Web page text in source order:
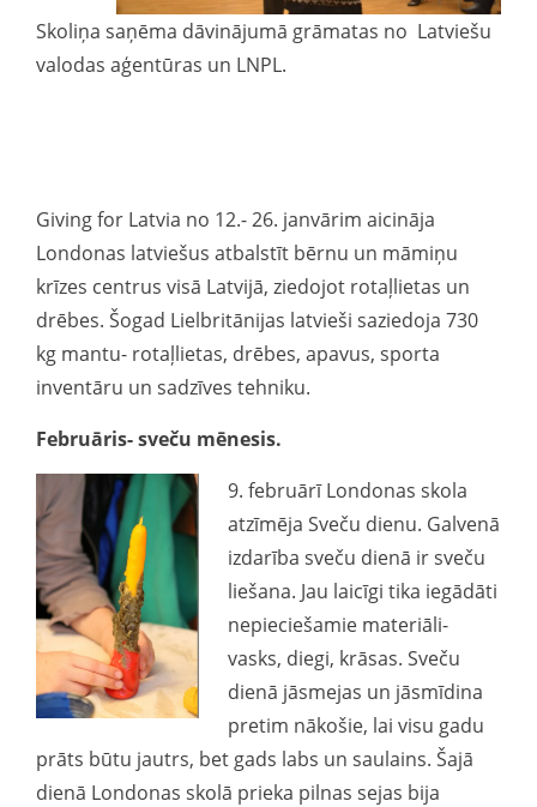
Skoliņa saņēma dāvinājumā grāmatas no Latviešu
valodas aģentūras un LNPL.
Giving for Latvia no 12.- 26. janvārim aicināja
Londonas latviešus atbalstīt bērnu un māmiņu
krīzes centrus visā Latvijā, ziedojot rotaļlietas un
drēbes. Šogad Lielbritānijas latvieši saziedoja 730
kg mantu- rotaļlietas, drēbes, apavus, sporta
inventāru un sadzīves tehniku.
Februāris- sveču mēnesis.
9. februārī Londonas skola
atzīmēja Sveču dienu. Galvenā
izdarība sveču dienā ir sveču
liešana. Jau laicīgi tika iegādāti
nepieciešamie materiāli-
vasks, diegi, krāsas. Sveču
dienā jāsmejas un jāsmīdina
pretim nākošie, lai visu gadu
prāts būtu jautrs, bet gads labs un saulains. Šajā
dienā Londonas skolā prieka pilnas sejas bija